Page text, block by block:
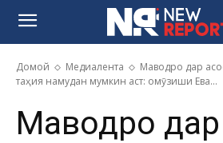
Домой Медиалента
Маводро дар
таҳия намудан мумкин аст: омӯзиши Ева...
Маводро дар